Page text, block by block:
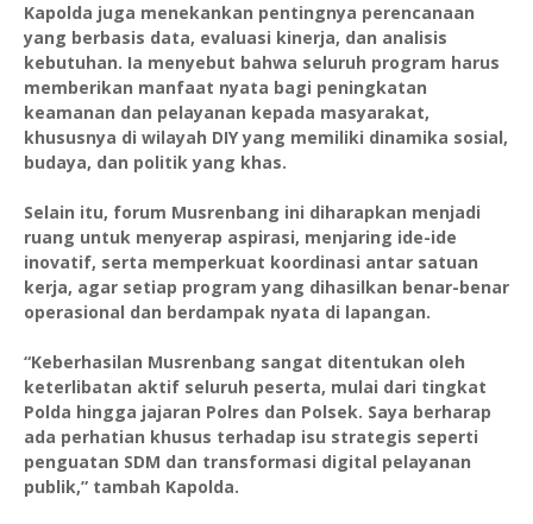
Kapolda juga menekankan pentingnya perencanaan
yang berbasis data, evaluasi kinerja, dan analisis
kebutuhan. Ia menyebut bahwa seluruh program harus
memberikan manfaat nyata bagi peningkatan
keamanan dan pelayanan kepada masyarakat,
khususnya di wilayah DIY yang memiliki dinamika sosial,
budaya, dan politik yang khas.
Selain itu, forum Musrenbang ini diharapkan menjadi
ruang untuk menyerap aspirasi, menjaring ide-ide
inovatif, serta memperkuat koordinasi antar satuan
kerja, agar setiap program yang dihasilkan benar-benar
operasional dan berdampak nyata di lapangan.
“Keberhasilan Musrenbang sangat ditentukan oleh
keterlibatan aktif seluruh peserta, mulai dari tingkat
Polda hingga jajaran Polres dan Polsek. Saya berharap
ada perhatian khusus terhadap isu strategis seperti
penguatan SDM dan transformasi digital pelayanan
publik,” tambah Kapolda.